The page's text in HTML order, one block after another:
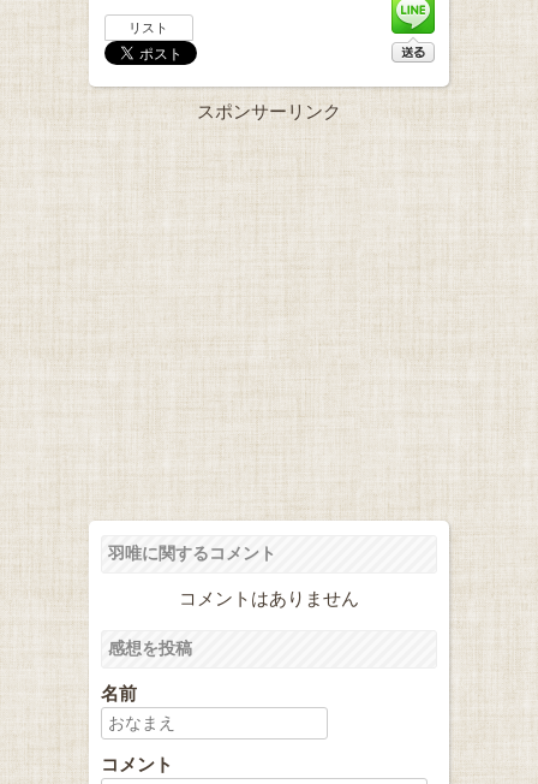
リスト
スポンサーリンク
羽唯に関するコメント
コメントはありません
感想を投稿
名前
コメント